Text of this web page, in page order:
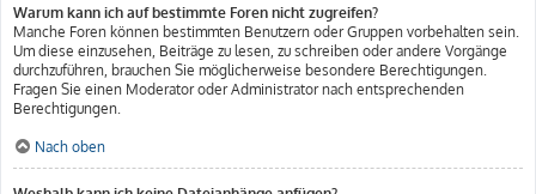
Warum kann ich auf bestimmte Foren nicht zugreifen?
Manche Foren können bestimmten Benutzern oder Gruppen vorbehalten sein.
Um diese einzusehen, Beiträge zu lesen, zu schreiben oder andere Vorgänge
durchzuführen, brauchen Sie möglicherweise besondere Berechtigungen.
Fragen Sie einen Moderator oder Administrator nach entsprechenden
Berechtigungen.
Nach oben